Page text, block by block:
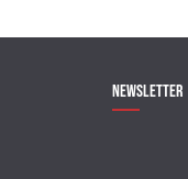
Newsletter